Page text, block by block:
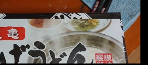
いうかコシが違う！ だったら湯なんか要
げ直後の麺だけいいよ！となるでしょ
べたら、やっぱり＜湯無し＞注文は、裏注
。 それと店員によっては、理解出来ない
そこでランチ混雑前に、行くのが店への